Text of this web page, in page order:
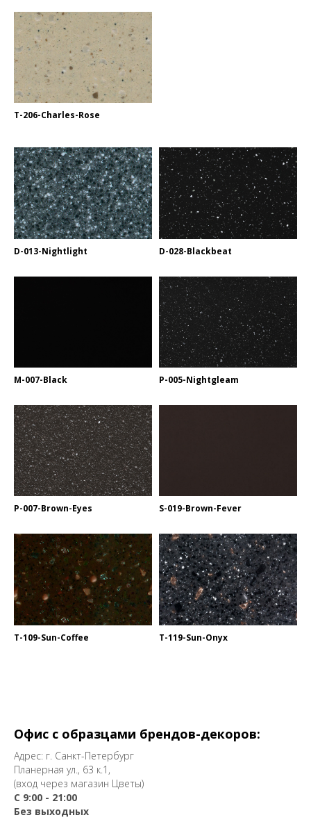
T-206-Charles-Rose
D-013-Nightlight D-028-Blackbeat
M-007-Black P-005-Nightgleam
P-007-Brown-Eyes S-019-Brown-Fever
T-109-Sun-Coffee T-119-Sun-Onyx
Офис с образцами брендов-декоров:
Адрес: г. Санкт-Петербург
Планерная ул., 63 к.1,
(вход через магазин Цветы)
С 9:00 - 21:00
Без выходных